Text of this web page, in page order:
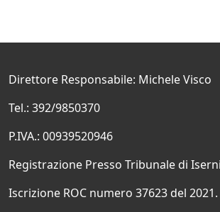
Direttore Responsabile: Michele Visco
Tel.: 392/9850370
P.IVA.: 00939520946
Registrazione Presso Tribunale di
Iscrizione ROC numero 37623 del 2021.